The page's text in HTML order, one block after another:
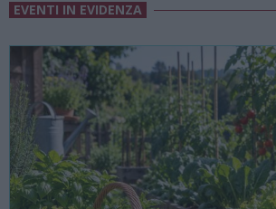
EVENTI IN EVIDENZA